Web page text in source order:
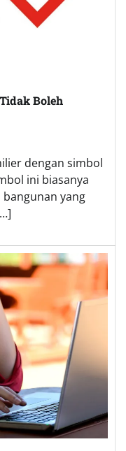
Boleh
dengan simbol
ini biasanya
bangunan yang